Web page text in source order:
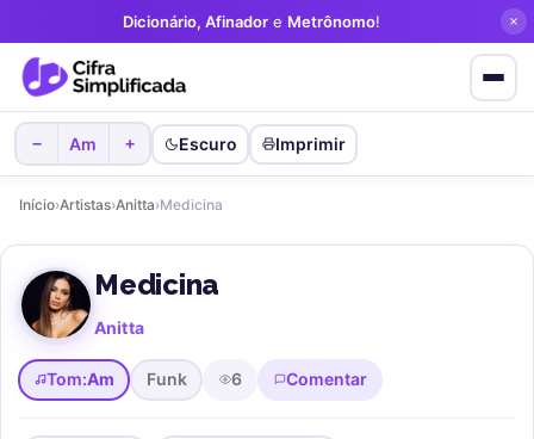
Favorite cifras
Dicionário, Afinador e Metrônomo!
− Am + Escuro Imprimir
Início›Artistas›Anitta›Medicina
Medicina
Anitta
Tom:Am Funk 6 Comentar